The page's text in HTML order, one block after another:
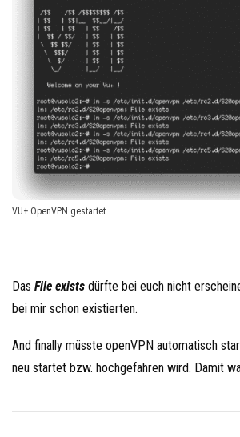
VU+ OpenVPN gestartet
Das File exists dürfte bei euch nicht
bei mir schon existierten.
And finally müsste openVPN automatisch
neu startet bzw. hochgefahren wird. Damit